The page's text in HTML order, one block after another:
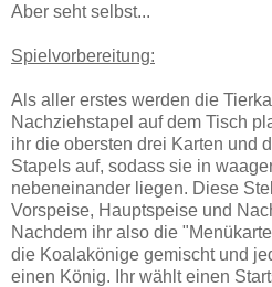
Aber seht selbst...
Spielvorbereitung:
Als aller erstes werden die
Nachziehstapel auf dem Tisch
ihr die obersten drei Karten und
Stapels auf, sodass sie in
nebeneinander liegen. Diese
Vorspeise, Hauptspeise und
Nachdem ihr also die
die Koalakönige gemischt und
einen König. Ihr wählt einen